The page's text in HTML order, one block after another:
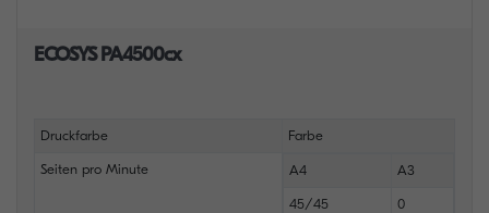
ECOSYS PA4500cx
Druckfarbe Farbe
Seiten pro Minute A4 A3
45/45 0